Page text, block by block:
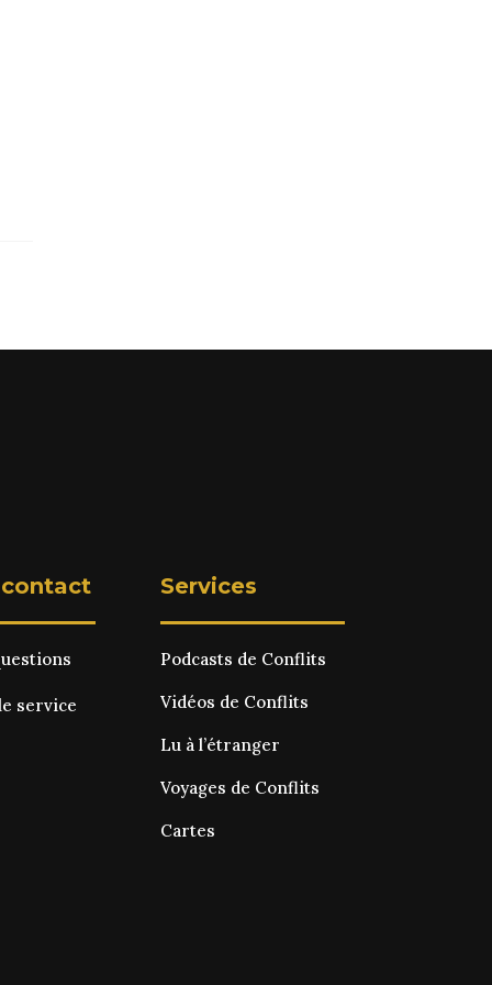
service
Services
Podcasts de Conflits
Vidéos de Conflits
Lu à l’étranger
Voyages de Conflits
Cartes